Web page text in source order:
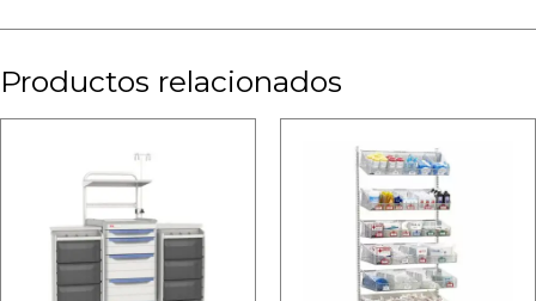
Productos relacionados